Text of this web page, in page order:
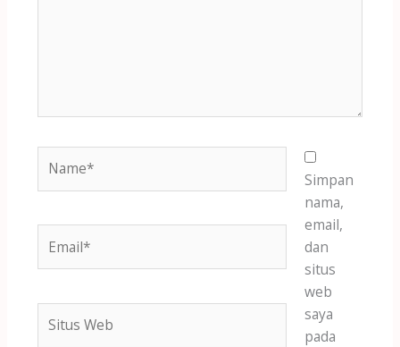
Web
Simpan
nama,
email,
dan
situs
web
saya
pada